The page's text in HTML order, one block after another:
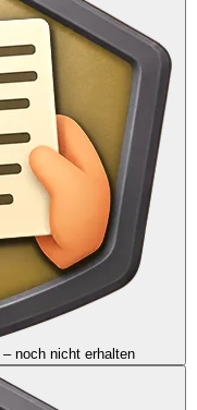
– noch nicht erhalten